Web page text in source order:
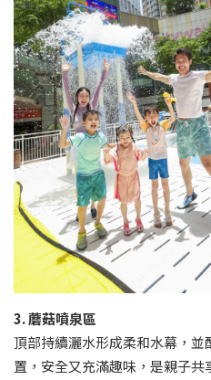
3. 蘑菇噴泉區
頂部持續灑水形成柔和水幕，
置，安全又充滿趣味，是親子共